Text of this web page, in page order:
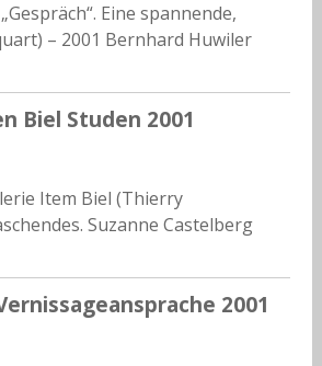
Eine spannende,
– 2001 Bernhard Huwiler
Biel Studen 2001
Item Biel (Thierry
Suzanne Castelberg
2001